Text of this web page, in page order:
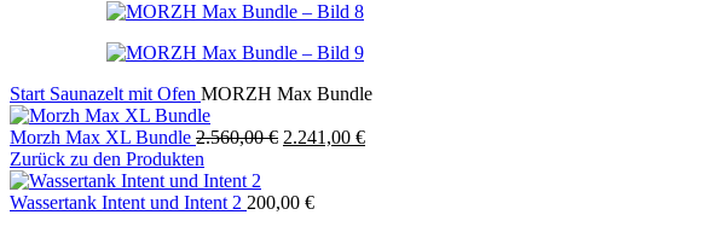
Start Saunazelt mit Ofen MORZH Max Bundle
Morzh Max XL Bundle 2.560,00€ Ursprünglicher
2.560,00 €
2.241,00 €Aktueller
Zurück zu den Produkten
Wassertank Intent und Intent 2 200,00 €